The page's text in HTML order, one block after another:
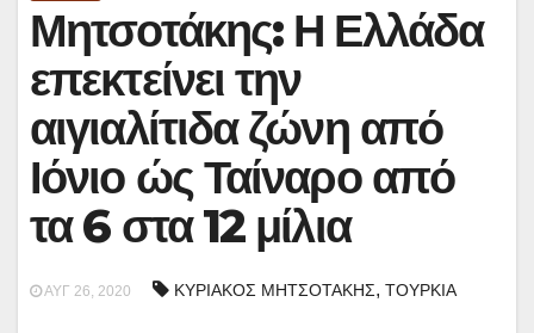
Μητσοτάκης: Η Ελλάδα
επεκτείνει την
αιγιαλίτιδα ζώνη από
Ιόνιο ώς Ταίναρο από
τα 6 στα 12 μίλια
ΑΥΓ 26, 2020 ΚΥΡΙΑΚΟΣ ΜΗΤΣΟΤΑΚΗΣ, ΤΟΥΡΚΙΑ